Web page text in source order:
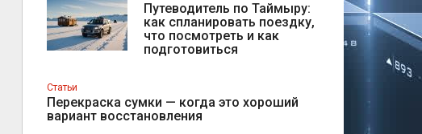
Путеводитель по Таймыру:
как спланировать поездку,
что посмотреть и как
подготовиться
Статьи
Перекраска сумки — когда это хороший
вариант восстановления